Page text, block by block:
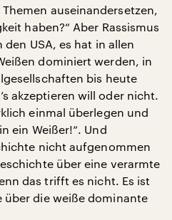
auseinandersetzen,
haben?“ Aber Rassismus
USA, es hat in allen
dominiert werden, in
bis heute
akzeptieren will oder nicht.
einmal überlegen und
ein Weißer!“. Und
nicht aufgenommen
über eine verarmte
das trifft es nicht. Es ist
über die weiße dominante